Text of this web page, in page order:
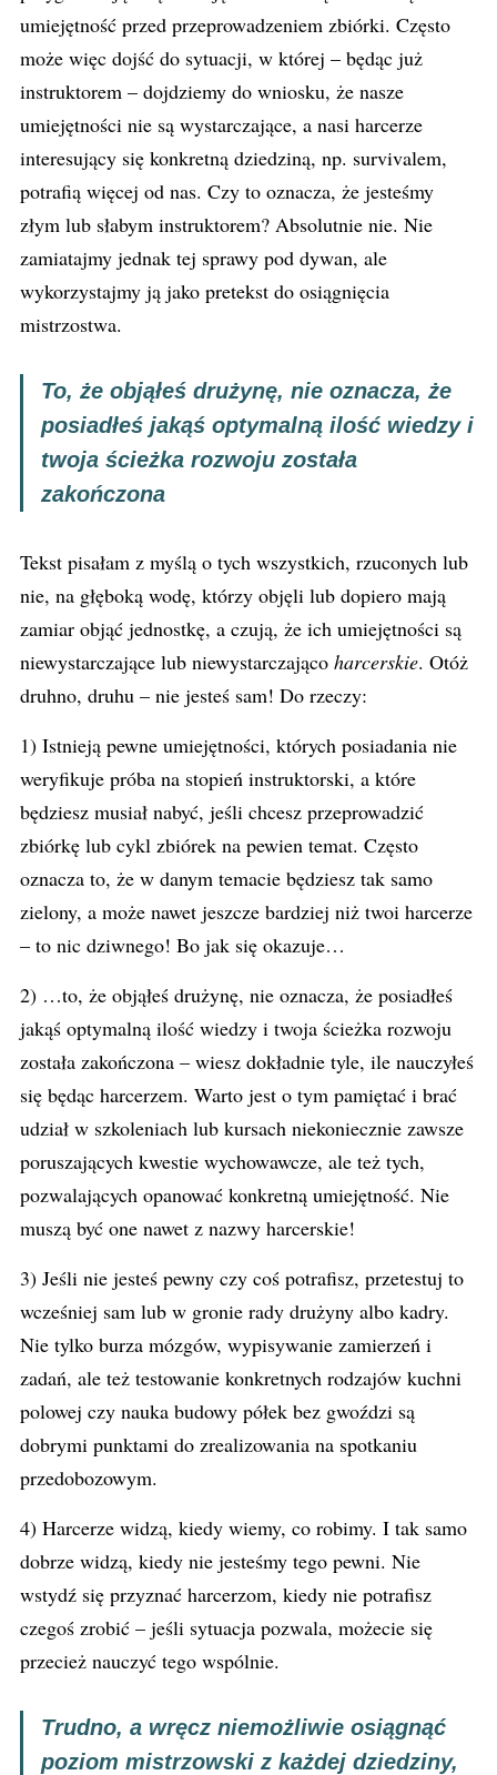
umiejętność przed przeprowadzeniem zbiórki. Często
może więc dojść do sytuacji, w której – będąc już
instruktorem – dojdziemy do wniosku, że nasze
umiejętności nie są wystarczające, a nasi harcerze
interesujący się konkretną dziedziną, np. survivalem,
potrafią więcej od nas. Czy to oznacza, że jesteśmy
złym lub słabym instruktorem? Absolutnie nie. Nie
zamiatajmy jednak tej sprawy pod dywan, ale
wykorzystajmy ją jako pretekst do osiągnięcia
mistrzostwa.
To, że objąłeś drużynę, nie oznacza, że
posiadłeś jakąś optymalną ilość wiedzy i
twoja ścieżka rozwoju została
zakończona
Tekst pisałam z myślą o tych wszystkich, rzuconych lub
nie, na głęboką wodę, którzy objęli lub dopiero mają
zamiar objąć jednostkę, a czują, że ich umiejętności są
niewystarczające lub niewystarczająco harcerskie. Otóż
druhno, druhu – nie jesteś sam! Do rzeczy:
1) Istnieją pewne umiejętności, których posiadania nie
weryfikuje próba na stopień instruktorski, a które
będziesz musiał nabyć, jeśli chcesz przeprowadzić
zbiórkę lub cykl zbiórek na pewien temat. Często
oznacza to, że w danym temacie będziesz tak samo
zielony, a może nawet jeszcze bardziej niż twoi harcerze
– to nic dziwnego! Bo jak się okazuje…
2) …to, że objąłeś drużynę, nie oznacza, że posiadłeś
jakąś optymalną ilość wiedzy i twoja ścieżka rozwoju
została zakończona – wiesz dokładnie tyle, ile nauczyłeś
się będąc harcerzem. Warto jest o tym pamiętać i brać
udział w szkoleniach lub kursach niekoniecznie zawsze
poruszających kwestie wychowawcze, ale też tych,
pozwalających opanować konkretną umiejętność. Nie
muszą być one nawet z nazwy harcerskie!
3) Jeśli nie jesteś pewny czy coś potrafisz, przetestuj to
wcześniej sam lub w gronie rady drużyny albo kadry.
Nie tylko burza mózgów, wypisywanie zamierzeń i
zadań, ale też testowanie konkretnych rodzajów kuchni
polowej czy nauka budowy półek bez gwoździ są
dobrymi punktami do zrealizowania na spotkaniu
przedobozowym.
4) Harcerze widzą, kiedy wiemy, co robimy. I tak samo
dobrze widzą, kiedy nie jesteśmy tego pewni. Nie
wstydź się przyznać harcerzom, kiedy nie potrafisz
czegoś zrobić – jeśli sytuacja pozwala, możecie się
przecież nauczyć tego wspólnie.
Trudno, a wręcz niemożliwie osiągnąć
poziom mistrzowski z każdej dziedziny,